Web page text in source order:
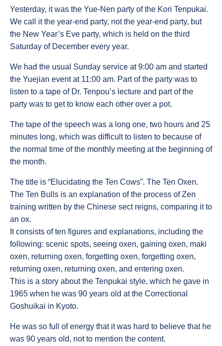
Yesterday, it was the Yue-Nen party of the Kori Tenpukai.
We call it the year-end party, not the year-end party, but
the New Year’s Eve party, which is held on the third
Saturday of December every year.
We had the usual Sunday service at 9:00 am and started
the Yuejian event at 11:00 am. Part of the party was to
listen to a tape of Dr. Tenpou’s lecture and part of the
party was to get to know each other over a pot.
The tape of the speech was a long one, two hours and 25
minutes long, which was difficult to listen to because of
the normal time of the monthly meeting at the beginning of
the month.
The title is “Elucidating the Ten Cows”. The Ten Oxen.
The Ten Bulls is an explanation of the process of Zen
training written by the Chinese sect reigns, comparing it to
an ox.
It consists of ten figures and explanations, including the
following: scenic spots, seeing oxen, gaining oxen, maki
oxen, returning oxen, forgetting oxen, forgetting oxen,
returning oxen, returning oxen, and entering oxen.
This is a story about the Tenpukai style, which he gave in
1965 when he was 90 years old at the Correctional
Goshuikai in Kyoto.
He was so full of energy that it was hard to believe that he
was 90 years old, not to mention the content.